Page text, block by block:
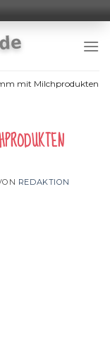
mit Milchprodukten
REDAKTION